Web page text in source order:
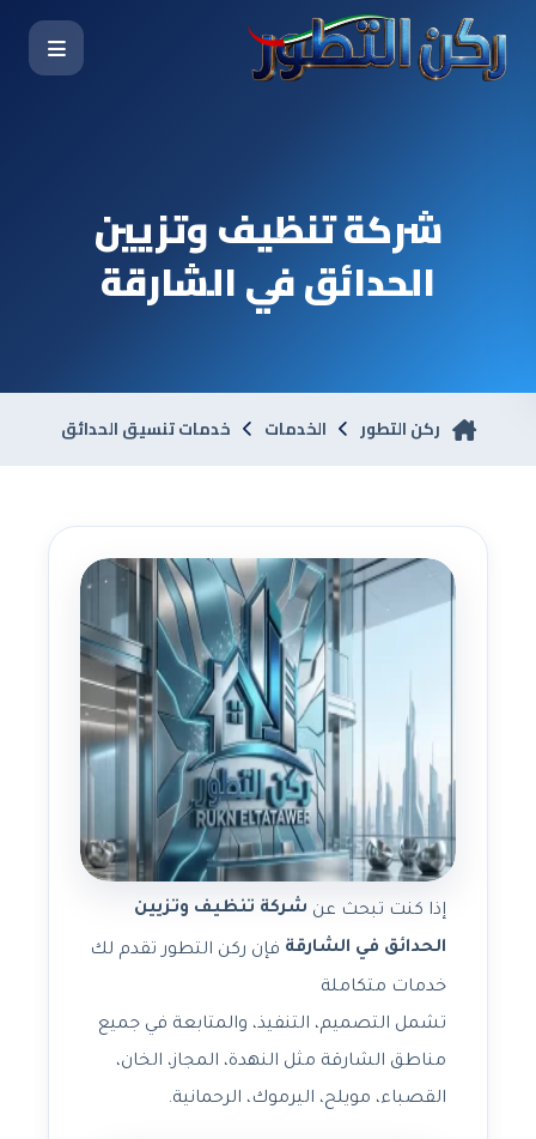
شركة تنظيف وتزيين
الحدائق في الشارقة
ركن التطور الخدمات خدمات تنسيق الحدائق
إذا كنت تبحث عن شركة تنظيف وتزيين
الحدائق في الشارقة فإن ركن التطور تقدم لك
خدمات متكاملة
تشمل التصميم، التنفيذ، والمتابعة في جميع
مناطق الشارقة مثل النهدة، المجاز، الخان،
القصباء، مويلح، اليرموك، الرحمانية.